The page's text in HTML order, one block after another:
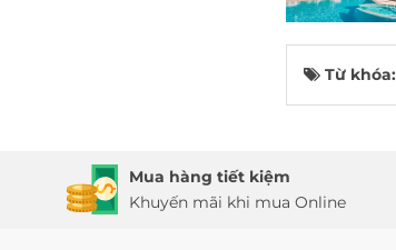
Từ khóa:
Mua hàng tiết kiệm
Khuyến mãi khi mua Online